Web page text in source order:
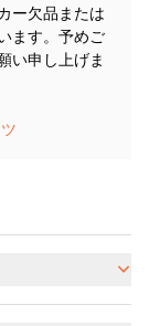
ー欠品または
ます。予めご
い申し上げま